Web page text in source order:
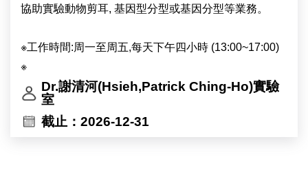
協助實驗動物剪耳, 基因型分型或基因分型等業務。
※工作時間:周一至周五,每天下午四小時 (13:00~17:00)
※
Dr.謝清河(Hsieh,Patrick Ching-Ho)實驗
室
截止：2026-12-31